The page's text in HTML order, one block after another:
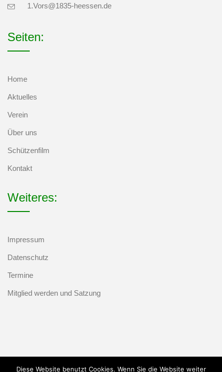
1.Vors@1835-heessen.de
Seiten:
Home
Aktuelles
Verein
Über uns
Schützenfilm
Kontakt
Weiteres:
Impressum
Datenschutz
Termine
Mitglied werden und Satzung
Diese Website benutzt Cookies. Wenn Sie die Website weiter